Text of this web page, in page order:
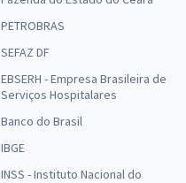
PETROBRAS
SEFAZ DF
EBSERH - Empresa Brasileira de
Serviços Hospitalares
Banco do Brasil
IBGE
INSS - Instituto Nacional do